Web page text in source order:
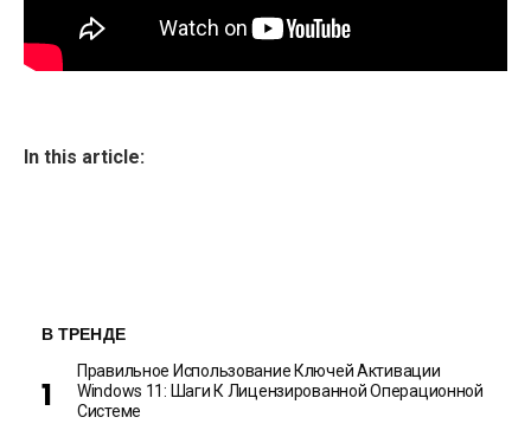
In this article:
В ТРЕНДЕ
Правильное Использование Ключей Активации
Windows 11: Шаги К Лицензированной Операционной
Системе